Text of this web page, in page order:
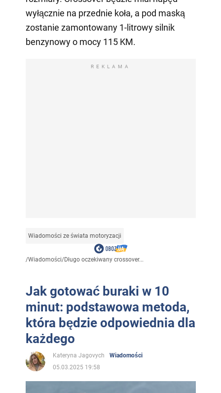
wyłącznie na przednie koła, a pod maską
zostanie zamontowany 1-litrowy silnik
benzynowy o mocy 115 KM.
REKLAMA
Wiadomości ze świata motoryzacji
/Wiadomości/Długo oczekiwany crossover...
Jak gotować buraki w 10
minut: podstawowa metoda,
która będzie odpowiednia dla
każdego
Kateryna Jagovych
Wiadomości
05.03.2025 19:58